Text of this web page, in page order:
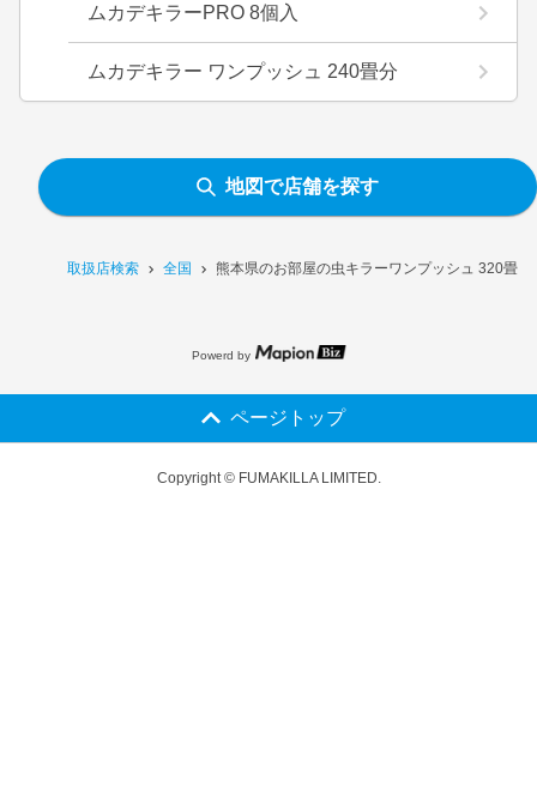
取扱店検索 全国 熊本県のお部屋の虫キラーワンプッシュ 320畳分
ムカデキラーPRO 8個入
ムカデキラー ワンプッシュ 240畳分
地図で店舗を探す
Powerd by
ページトップ
Copyright © FUMAKILLA LIMITED.